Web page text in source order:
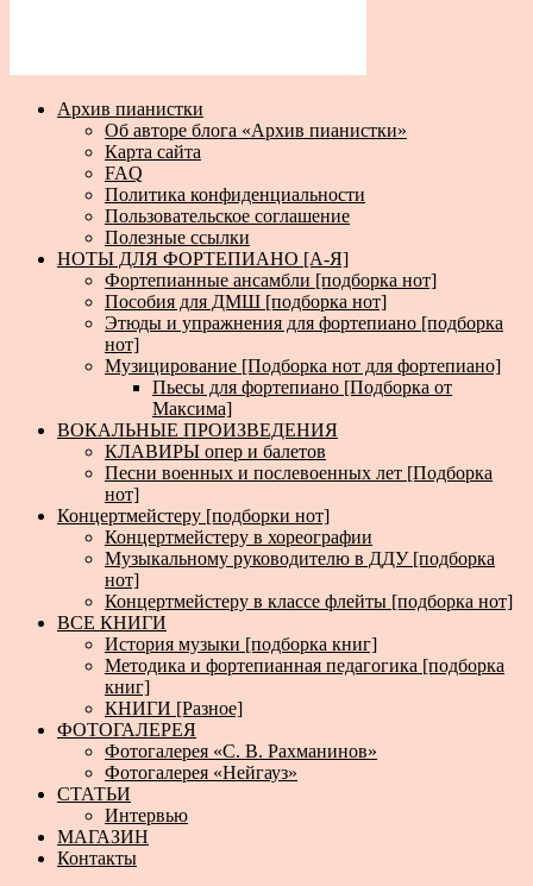
Архив пианистки
Об авторе блога «Архив пианистки»
Карта сайта
FAQ
Политика конфиденциальности
Пользовательское соглашение
Полезные ссылки
НОТЫ ДЛЯ ФОРТЕПИАНО [А-Я]
Фортепианные ансамбли [подборка нот]
Пособия для ДМШ [подборка нот]
Этюды и упражнения для фортепиано [подборка
нот]
Музицирование [Подборка нот для фортепиано]
Пьесы для фортепиано [Подборка от
Максима]
ВОКАЛЬНЫЕ ПРОИЗВЕДЕНИЯ
КЛАВИРЫ опер и балетов
Песни военных и послевоенных лет [Подборка
нот]
Концертмейстеру [подборки нот]
Концертмейстеру в хореографии
Музыкальному руководителю в ДДУ [подборка
нот]
Концертмейстеру в классе флейты [подборка нот]
ВСЕ КНИГИ
История музыки [подборка книг]
Методика и фортепианная педагогика [подборка
книг]
КНИГИ [Разное]
ФОТОГАЛЕРЕЯ
Фотогалерея «С. В. Рахманинов»
Фотогалерея «Нейгауз»
СТАТЬИ
Интервью
МАГАЗИН
Контакты